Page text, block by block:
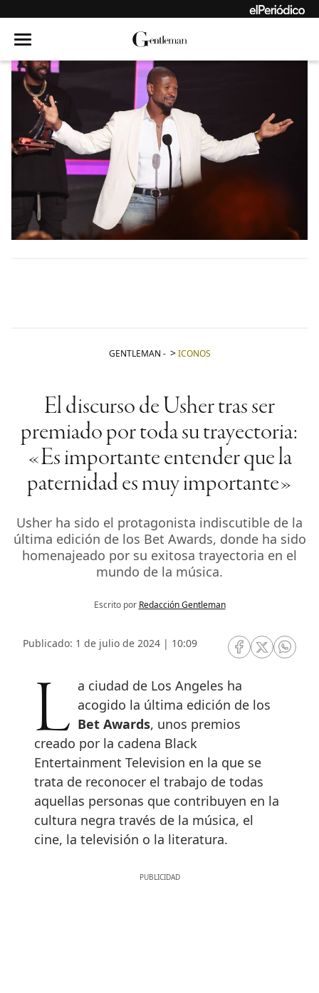
GENTLEMAN - ICONOS
El discurso de Usher tras ser
premiado por toda su trayectoria:
«Es importante entender que la
paternidad es muy importante»
Usher ha sido el protagonista indiscutible de la
última edición de los Bet Awards, donde ha sido
homenajeado por su exitosa trayectoria en el
mundo de la música.
Escrito por Redacción Gentleman
Publicado: 1 de julio de 2024 | 10:09
RRSS Facebook
RRSSRRSS
La ciudad de Los Angeles ha acogido la última edición de los
Bet Awards, unos premios
creado por la cadena Black
Entertainment Television en la que se
trata de reconocer el trabajo de todas
aquellas personas que contribuyen en la
cultura negra través de la música, el
cine, la televisión o la literatura.